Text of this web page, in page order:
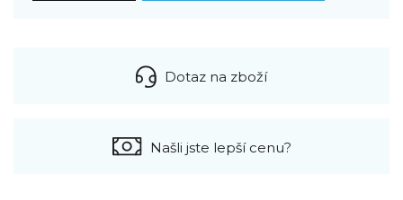
Dotaz na zboží
Našli jste lepší cenu?